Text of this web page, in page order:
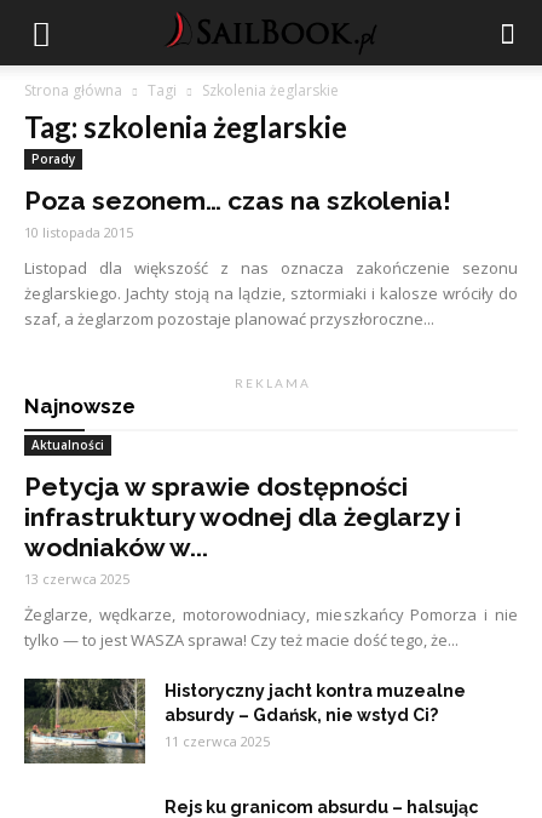
Strona główna Tagi Szkolenia żeglarskie
Tag: szkolenia żeglarskie
Porady
Poza sezonem… czas na szkolenia!
10 listopada 2015
Listopad dla większość z nas oznacza zakończenie sezonu
żeglarskiego. Jachty stoją na lądzie, sztormiaki i kalosze wróciły do
szaf, a żeglarzom pozostaje planować przyszłoroczne...
R E K L A M A
Najnowsze
Aktualności
Petycja w sprawie dostępności
infrastruktury wodnej dla żeglarzy i
wodniaków w...
13 czerwca 2025
Żeglarze, wędkarze, motorowodniacy, mieszkańcy Pomorza i nie
tylko — to jest WASZA sprawa! Czy też macie dość tego, że...
Historyczny jacht kontra muzealne
absurdy – Gdańsk, nie wstyd Ci?
11 czerwca 2025
Rejs ku granicom absurdu – halsując